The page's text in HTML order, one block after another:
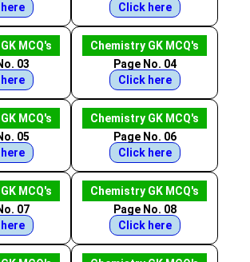
Click here
MCQ's
03
Chemistry GK MCQ's
Page No. 04
Click here
MCQ's
05
Chemistry GK MCQ's
Page No. 06
Click here
MCQ's
07
Chemistry GK MCQ's
Page No. 08
Click here